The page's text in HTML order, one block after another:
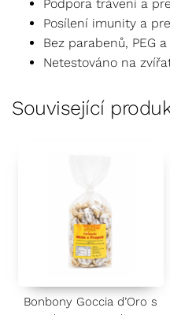
Podpora trávení a
Posílení imunity a
Bez parabenů, PEG
Netestováno na
Související
Bonbony Goccia d’Oro s